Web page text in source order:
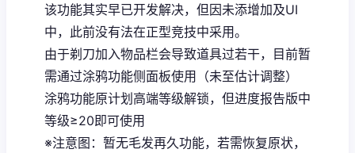
该功能其实早已开发解决，但因未添增加及UI
中，此前没有法在正型竞技中采用。
由于剃刀加入物品栏会导致道具过若干，目前暂
需通过涂鸦功能侧面板使用（未至估计调整）
涂鸦功能原计划高端等级解锁，但进度报告版中
等级≥20即可使用
※注意图 ：暂无毛发再久功能，若需恢复原状，